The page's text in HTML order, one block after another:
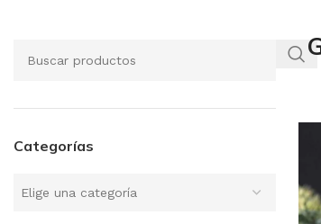
Categorías
Elige una categoría